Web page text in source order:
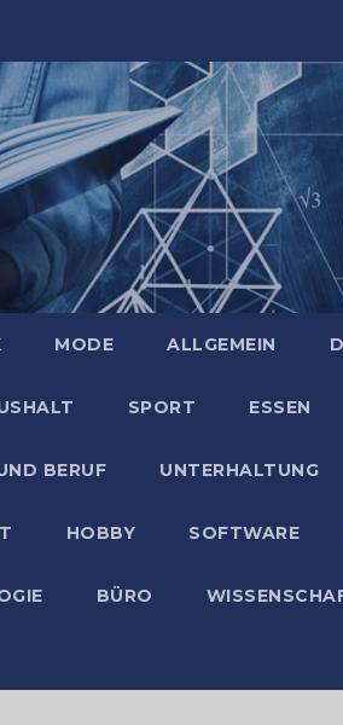
MODE ALLGEMEIN
SPORT ESSEN
BERUF UNTERHALTUNG
HOBBY SOFTWARE
BÜRO